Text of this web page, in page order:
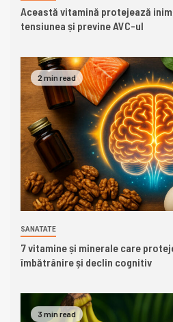
Această vitamină protejează
tensiunea și previne AVC-ul
2 min read
SANATATE
7 vitamine și minerale care
îmbătrânire și declin cognitiv
3 min read